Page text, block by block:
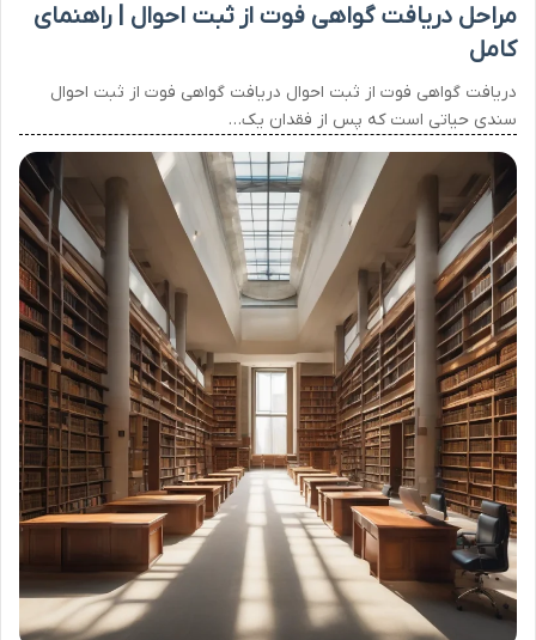
مراحل دریافت گواهی فوت از ثبت احوال | راهنمای
کامل
دریافت گواهی فوت از ثبت احوال دریافت گواهی فوت از ثبت احوال
سندی حیاتی است که پس از فقدان یک…